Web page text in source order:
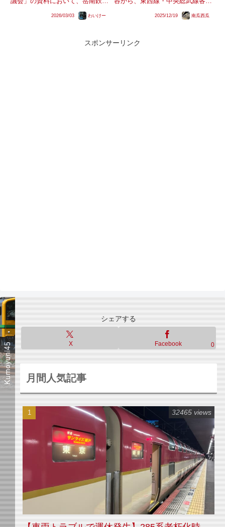
導入する形で実施されることが明
2026/03/03 わいけー
されることが分かりました。中野
間の総武緩行線区間は平日朝...
2025/12/19 南瓜西瓜
スポンサーリンク
シェアする
X Facebook 0
月間人気記事
32465 views